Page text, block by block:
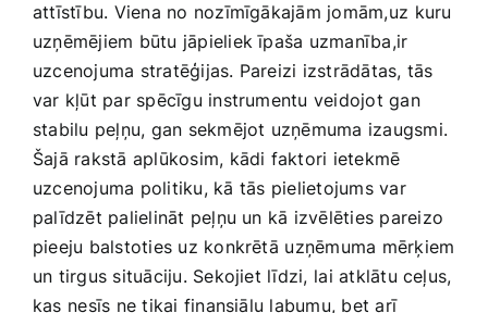
Preces birojam
Preces pieaugušajiem
Rotaļlietas, bērnu preces
Smaržas, kosmētika
attīstību. Viena no nozīmīgākajām jomām,uz⁤ kuru
uzņēmējiem būtu jāpieliek īpaša uzmanība,ir
uzcenojuma stratēģijas. Pareizi izstrādātas, tās ​
var‍ kļūt par spēcīgu instrumentu veidojot gan⁢
stabilu peļņu, gan sekmējot uzņēmuma izaugsmi.⁣
Šajā rakstā aplūkosim, kādi‍ faktori ietekmē
uzcenojuma politiku, kā⁢ tās pielietojums var
palīdzēt palielināt peļņu un ​kā izvēlēties pareizo
pieeju balstoties uz konkrētā ⁢uzņēmuma‍ mērķiem
un tirgus situāciju. Sekojiet līdzi, ⁣lai atklātu ceļus,
kas ⁤nesīs ne tikai finansiālu labumu, bet arī